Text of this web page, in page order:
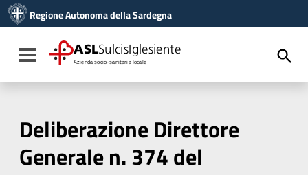
Vai al menu di navigazione
Vai al footer
Regione Autonoma della Sardegna
Toggle navigation
ASLSulcisIglesiente
Azienda socio-sanitaria locale
Deliberazione Direttore
Generale n. 374 del